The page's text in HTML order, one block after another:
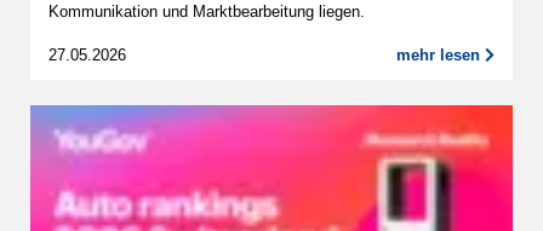
Kommunikation und Marktbearbeitung liegen.
27.05.2026 mehr lesen